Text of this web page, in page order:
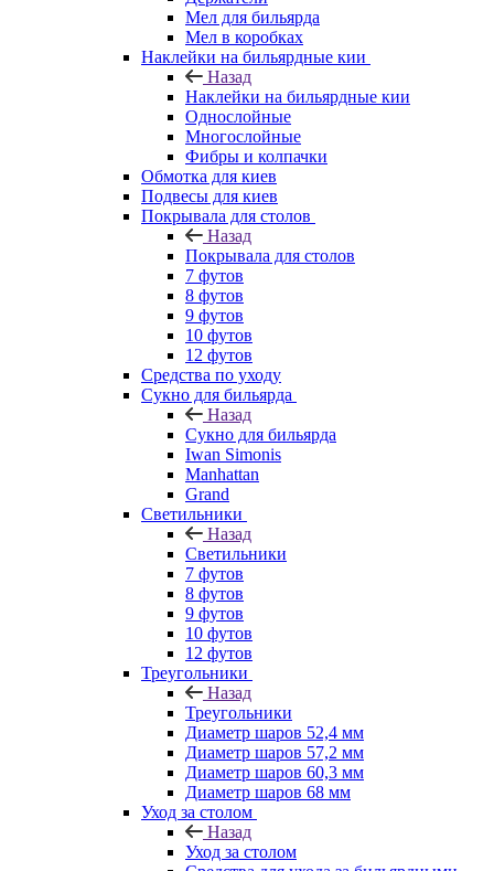
Мел для бильярда
Мел в коробках
Наклейки на бильярдные кии
Назад
Наклейки на бильярдные кии
Однослойные
Многослойные
Фибры и колпачки
Обмотка для киев
Подвесы для киев
Покрывала для столов
Назад
Покрывала для столов
7 футов
8 футов
9 футов
10 футов
12 футов
Средства по уходу
Сукно для бильярда
Назад
Сукно для бильярда
Iwan Simonis
Manhattan
Grand
Светильники
Назад
Светильники
7 футов
8 футов
9 футов
10 футов
12 футов
Треугольники
Назад
Треугольники
Диаметр шаров 52,4 мм
Диаметр шаров 57,2 мм
Диаметр шаров 60,3 мм
Диаметр шаров 68 мм
Уход за столом
Назад
Уход за столом